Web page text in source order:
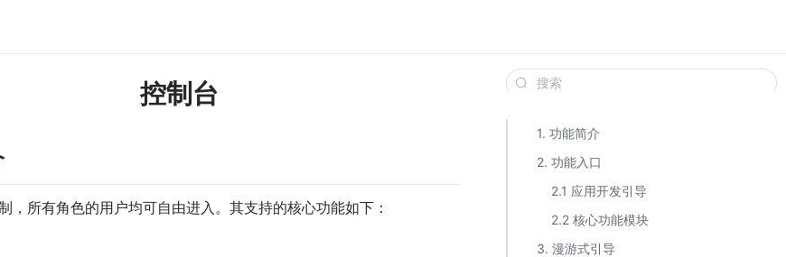
控制台
，所有角色的用户均可自由进入。其支持的核心功能如下：
1. 功能简介
2. 功能入口
2.1 应用开发引导
2.2 核心功能模块
3. 漫游式引导